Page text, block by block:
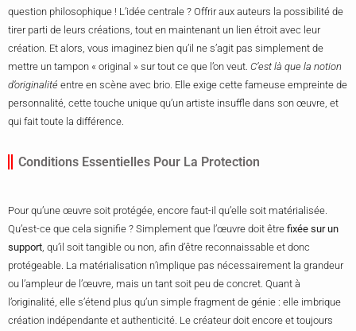
question philosophique ! L’idée centrale ? Offrir aux auteurs la possibilité de
tirer parti de leurs créations, tout en maintenant un lien étroit avec leur
création. Et alors, vous imaginez bien qu’il ne s’agit pas simplement de
mettre un tampon « original » sur tout ce que l’on veut. C’est là que la notion
d’originalité entre en scène avec brio. Elle exige cette fameuse empreinte de
personnalité, cette touche unique qu’un artiste insuffle dans son œuvre, et
qui fait toute la différence.
Conditions Essentielles Pour La Protection
Pour qu’une œuvre soit protégée, encore faut-il qu’elle soit matérialisée.
Qu’est-ce que cela signifie ? Simplement que l’œuvre doit être fixée sur un
support , qu’il soit tangible ou non, afin d’être reconnaissable et donc
protégeable. La matérialisation n’implique pas nécessairement la grandeur
ou l’ampleur de l’œuvre, mais un tant soit peu de concret. Quant à
l’originalité, elle s’étend plus qu’un simple fragment de génie : elle imbrique
création indépendante et authenticité. Le créateur doit encore et toujours